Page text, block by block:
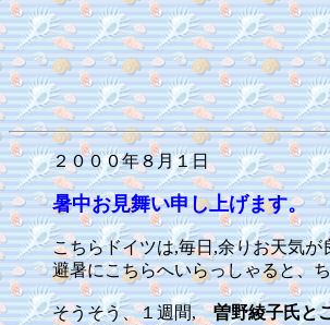
２０００年８月１日
暑中お見舞い申し上げます。
こちらドイツは,毎日,余りお天気
避暑にこちらへいらっしゃると、
そうそう、１週間,曽野綾子氏と